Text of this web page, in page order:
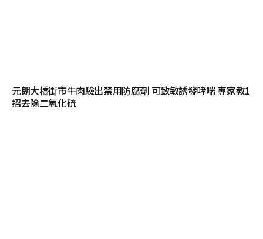
元朗大橋街市牛肉驗出禁用防腐劑 可致敏誘發哮喘 專家教1
招去除二氧化硫